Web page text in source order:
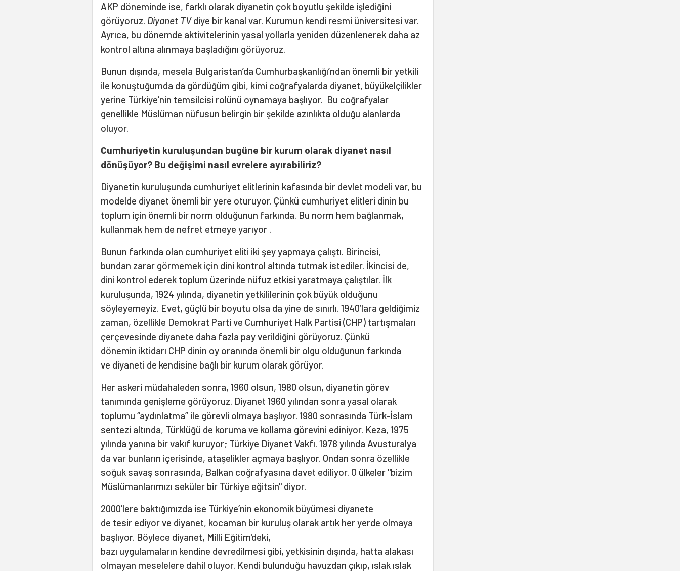
AKP döneminde ise, farklı olarak diyanetin çok boyutlu şekilde işlediğini
görüyoruz. Diyanet TVdiye bir kanal var. Kurumun kendi resmi üniversitesi var.
Ayrıca, bu dönemde aktivitelerinin yasal yollarla yeniden düzenlenerek daha az
kontrol altına alınmaya başladığını görüyoruz.
Bunun dışında, mesela Bulgaristan’da Cumhurbaşkanlığı’ndan önemli bir yetkili
ile konuştuğumda da gördüğüm gibi, kimi coğrafyalarda diyanet, büyükelçilikler
yerine Türkiye’nin temsilcisi rolünü oynamaya başlıyor. Bu coğrafyalar
genellikle Müslüman nüfusun belirgin bir şekilde azınlıkta olduğu alanlarda
oluyor.
Cumhuriyetin kuruluşundan bugüne bir kurum olarak diyanet nasıl
dönüşüyor? Bu değişimi nasıl evrelere ayırabiliriz?
Diyanetin kuruluşunda cumhuriyet elitlerinin kafasında bir devlet modeli var, bu
modelde diyanet önemli bir yere oturuyor. Çünkü cumhuriyet elitleri dinin bu
toplum için önemli bir norm olduğunun farkında. Bu norm hem bağlanmak,
kullanmak hem de nefret etmeye yarıyor .
Bunun farkında olan cumhuriyet eliti iki şey yapmaya çalıştı. Birincisi,
bundan zarar görmemek için dini kontrol altında tutmak istediler. İkincisi de,
dini kontrol ederek toplum üzerinde nüfuz etkisi yaratmaya çalıştılar. İlk
kuruluşunda, 1924 yılında, diyanetin yetkililerinin çok büyük olduğunu
söyleyemeyiz. Evet, güçlü bir boyutu olsa da yine de sınırlı. 1940’lara geldiğimiz
zaman, özellikle Demokrat Parti ve Cumhuriyet Halk Partisi (CHP) tartışmaları
çerçevesinde diyanete daha fazla pay verildiğini görüyoruz. Çünkü
dönemin iktidarı CHP dinin oy oranında önemli bir olgu olduğunun farkında
ve diyaneti de kendisine bağlı bir kurum olarak görüyor.
Her askeri müdahaleden sonra, 1960 olsun, 1980 olsun, diyanetin görev
tanımında genişleme görüyoruz. Diyanet 1960 yılından sonra yasal olarak
toplumu “aydınlatma” ile görevli olmaya başlıyor. 1980 sonrasında Türk-İslam
sentezi altında, Türklüğü de koruma ve kollama görevini ediniyor. Keza, 1975
yılında yanına bir vakıf kuruyor; Türkiye Diyanet Vakfı. 1978 yılında Avusturalya
da var bunların içerisinde, ataşelikler açmaya başlıyor. Ondan sonra özellikle
soğuk savaş sonrasında, Balkan coğrafyasına davet ediliyor. O ülkeler "bizim
Müslümanlarımızı seküler bir Türkiye eğitsin" diyor.
2000’lere baktığımızda ise Türkiye’nin ekonomik büyümesi diyanete
de tesir ediyor ve diyanet, kocaman bir kuruluş olarak artık her yerde olmaya
başlıyor. Böylece diyanet, Milli Eğitim'deki,
bazı uygulamaların kendine devredilmesi gibi, yetkisinin dışında, hatta alakası
olmayan meselelere dahil oluyor. Kendi bulunduğu havuzdan çıkıp, ıslak ıslak